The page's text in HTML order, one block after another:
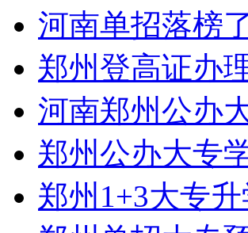
河南单招落榜
郑州登高证办
河南郑州公办
郑州公办大专
郑州1+3大专